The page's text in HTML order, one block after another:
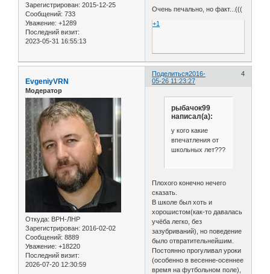
Зарегистрирован: 2015-12-25
Сообщений: 733
Уважение: +1289
Последний визит:
2023-05-31 16:55:13
Очень печально, но факт...(((
+1
Поделиться 4
2016-
05-26 11:23:27
EvgeniyVRN
Модератор
Откуда: ВРН-ЛНР
Зарегистрирован: 2016-02-02
Сообщений: 8889
Уважение: +18220
Последний визит:
2026-07-20 12:30:59
рыбачок99
написал(а):
у кого какие
впечатления от
школьных лет???
Плохого конечно нечего
сказать.
В школе был хоть и
хорошистом(как-то давалась
учёба легко, без
зазубриваний), но поведение
было отвратительнейшим.
Постоянно прогуливал уроки
(особенно в весенне-осеннее
время на футбольном поле),